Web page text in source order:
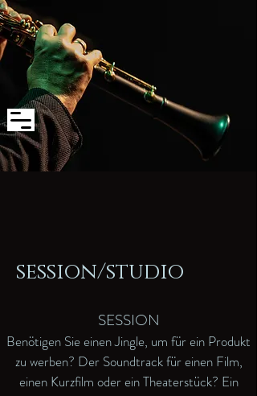
session/studio
SESSION
Benötigen Sie einen Jingle, um für ein Produkt
zu werben? Der Soundtrack für einen Film,
einen Kurzfilm oder ein Theaterstück? Ein